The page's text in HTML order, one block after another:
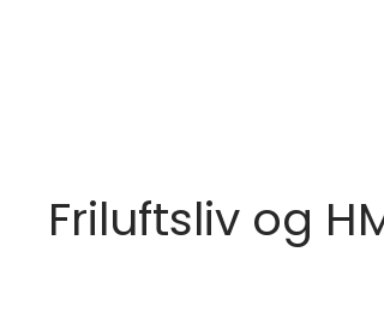
Friluftsliv og